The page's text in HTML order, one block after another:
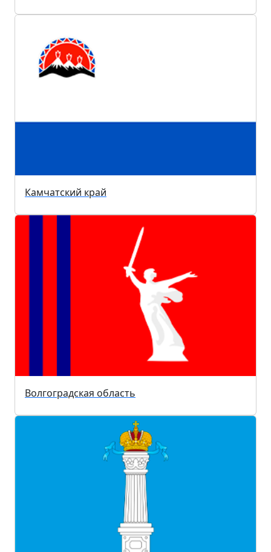
Камчатский край
Волгоградская область